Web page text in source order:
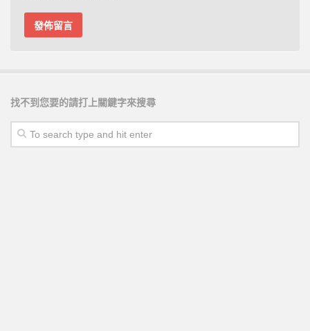
找不到您要的請打上關鍵字來搜尋